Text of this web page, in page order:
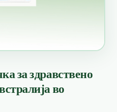
за здравствено
во